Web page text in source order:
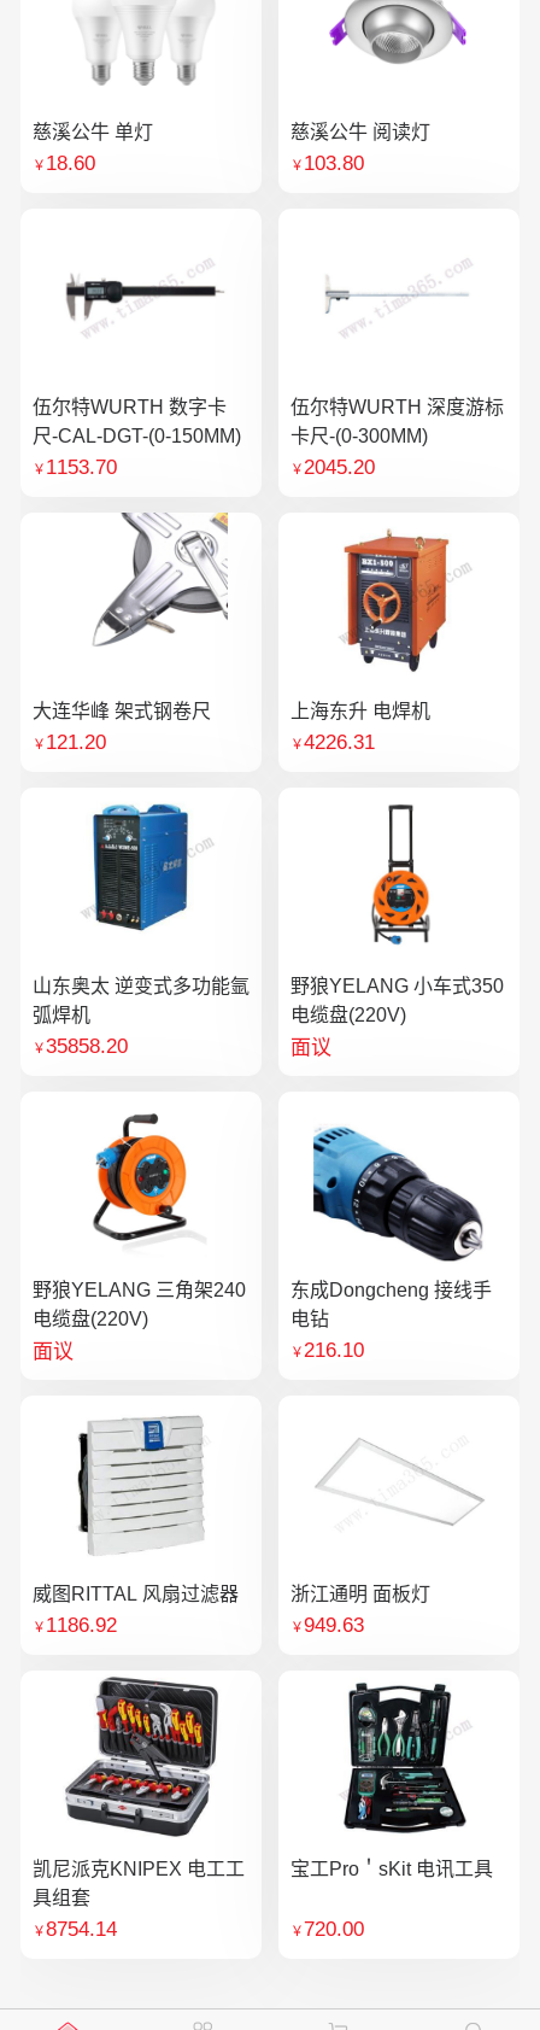
慈溪公牛 单灯
￥ 18.60
慈溪公牛 阅读灯
￥ 103.80
伍尔特WURTH 数字卡
尺-CAL-DGT-(0-150MM)
￥ 1153.70
伍尔特WURTH 深度游标
卡尺-(0-300MM)
￥2045.20
大连华峰 架式钢卷尺
￥ 121.20
上海东升 电焊机
￥4226.31
山东奥太 逆变式多功能氩
弧焊机
￥35858.20
野狼YELANG 小车式350
电缆盘(220V)
面议
野狼YELANG 三角架240
电缆盘(220V)
面议
东成Dongcheng 接线手
电钻
￥216.10
威图RITTAL 风扇过滤器
￥ 1186.92
浙江通明 面板灯
￥949.63
凯尼派克KNIPEX 电工工
具组套
￥8754.14
宝工Pro＇sKit 电讯工具
￥720.00